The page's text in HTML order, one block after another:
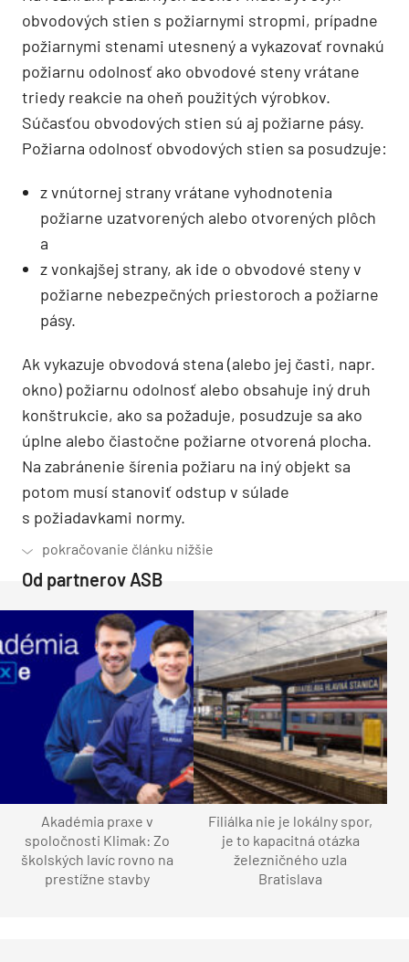
obvodových stien s požiarnymi stropmi, prípadne
požiarnymi stenami utesnený a vykazovať rovnakú
požiarnu odolnosť ako obvodové steny vrátane
triedy reakcie na oheň použitých výrobkov.
Súčasťou obvodových stien sú aj požiarne pásy.
Požiarna odolnosť obvodových stien sa posudzuje:
z vnútornej strany vrátane vyhodnotenia
požiarne uzatvorených alebo otvorených plôch
a
z vonkajšej strany, ak ide o obvodové steny v
požiarne nebezpečných priestoroch a požiarne
pásy.
Ak vykazuje obvodová stena (alebo jej časti, napr.
okno) požiarnu odolnosť alebo obsahuje iný druh
konštrukcie, ako sa požaduje, posudzuje sa ako
úplne alebo čiastočne požiarne otvorená plocha.
Na zabránenie šírenia požiaru na iný objekt sa
potom musí stanoviť odstup v súlade
s požiadavkami normy.
Od partnerov ASB
Akadémia praxe v
spoločnosti Klimak: Zo
školských lavíc rovno na
prestížne stavby
Filiálka nie je lokálny spor,
je to kapacitná otázka
železničného uzla
Bratislava